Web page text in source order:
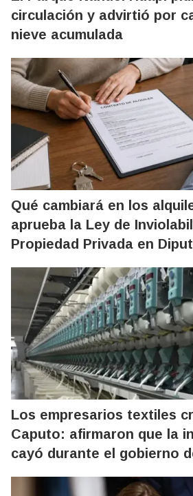
circulación y advirtió por
nieve acumulada
Qué cambiará en los
aprueba la Ley de
Propiedad Privada en
Los empresarios textiles
Caputo: afirmaron que la
cayó durante el gobierno